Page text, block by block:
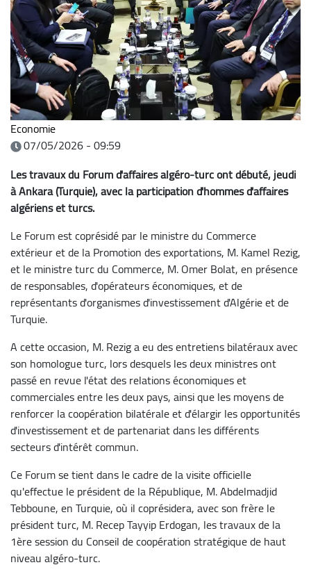
Economie
07/05/2026 - 09:59
Les travaux du Forum d'affaires algéro-turc ont débuté, jeudi
à Ankara (Turquie), avec la participation d'hommes d'affaires
algériens et turcs.
Le Forum est coprésidé par le ministre du Commerce
extérieur et de la Promotion des exportations, M. Kamel Rezig,
et le ministre turc du Commerce, M. Omer Bolat, en présence
de responsables, d'opérateurs économiques, et de
représentants d'organismes d'investissement d'Algérie et de
Turquie.
A cette occasion, M. Rezig a eu des entretiens bilatéraux avec
son homologue turc, lors desquels les deux ministres ont
passé en revue l'état des relations économiques et
commerciales entre les deux pays, ainsi que les moyens de
renforcer la coopération bilatérale et d'élargir les opportunités
d'investissement et de partenariat dans les différents
secteurs d'intérêt commun.
Ce Forum se tient dans le cadre de la visite officielle
qu'effectue le président de la République, M. Abdelmadjid
Tebboune, en Turquie, où il coprésidera, avec son frère le
président turc, M. Recep Tayyip Erdogan, les travaux de la
1ère session du Conseil de coopération stratégique de haut
niveau algéro-turc.